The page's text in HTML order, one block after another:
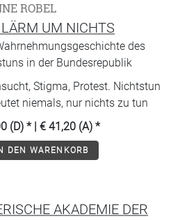
ROBEL
UM NICHTS
des
in der Bundesrepublik
Stigma, Protest. Nichtstun
niemals, nur nichts zu tun
(D) * | € 41,20 (A) *
DEN WARENKORB
AKADEMIE DER